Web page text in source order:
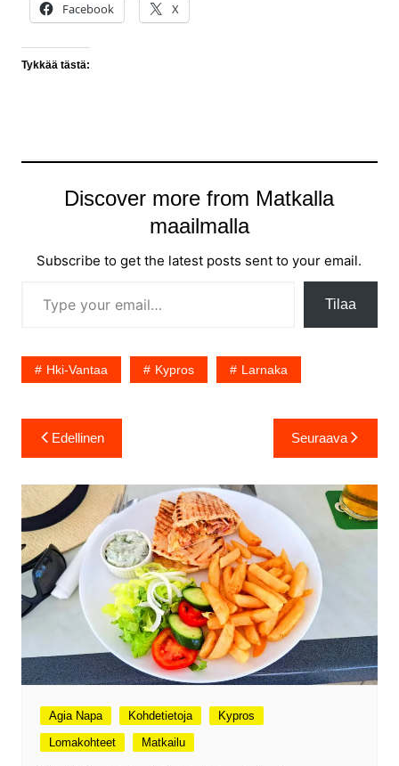
Facebook X
Tykkää tästä:
Discover more from Matkalla
maailmalla
Subscribe to get the latest posts sent to your email.
Tilaa
Hki-Vantaa Kypros Larnaka
Artikkelien
selaus
Edellinen Seuraava
Agia Napa Kohdetietoja
Kypros
Lomakohteet
Matkailu